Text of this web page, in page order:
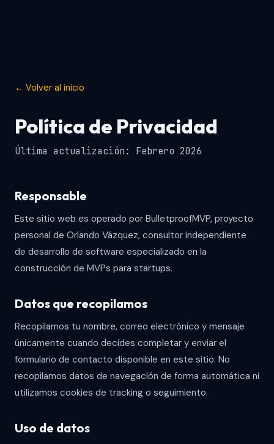
← Volver al inicio
Política de Privacidad
Última actualización: Febrero 2026
Responsable
Este sitio web es operado por BulletproofMVP, proyecto
personal de Orlando Vázquez, consultor independiente
de desarrollo de software especializado en la
construcción de MVPs para startups.
Datos que recopilamos
Recopilamos tu nombre, correo electrónico y mensaje
únicamente cuando decides completar y enviar el
formulario de contacto disponible en este sitio. No
recopilamos datos de navegación de forma automática ni
utilizamos cookies de tracking o seguimiento.
Uso de datos